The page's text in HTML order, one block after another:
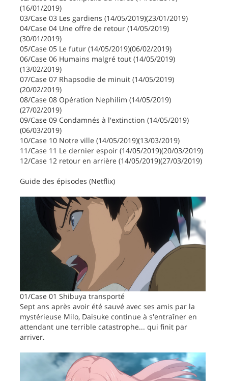
(16/01/2019)
03/Case 03 Les gardiens (14/05/2019)(23/01/2019)
04/Case 04 Une offre de retour (14/05/2019)
(30/01/2019)
05/Case 05 Le futur (14/05/2019)(06/02/2019)
06/Case 06 Humains malgré tout (14/05/2019)
(13/02/2019)
07/Case 07 Rhapsodie de minuit (14/05/2019)
(20/02/2019)
08/Case 08 Opération Nephilim (14/05/2019)
(27/02/2019)
09/Case 09 Condamnés à l'extinction (14/05/2019)
(06/03/2019)
10/Case 10 Notre ville (14/05/2019)(13/03/2019)
11/Case 11 Le dernier espoir (14/05/2019)(20/03/2019)
12/Case 12 retour en arrière (14/05/2019)(27/03/2019)
Guide des épisodes (Netflix)
01/Case 01 Shibuya transporté
Sept ans après avoir été sauvé avec ses amis par la
mystérieuse Milo, Daisuke continue à s'entraîner en
attendant une terrible catastrophe... qui finit par
arriver.